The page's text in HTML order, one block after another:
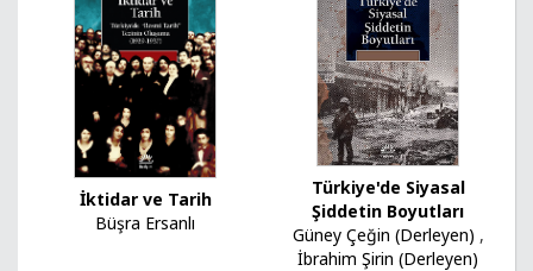
İktidar ve Tarih
Büşra Ersanlı
Türkiye'de Siyasal
Şiddetin Boyutları
Güney Çeğin (Derleyen) ,
İbrahim Şirin (Derleyen)